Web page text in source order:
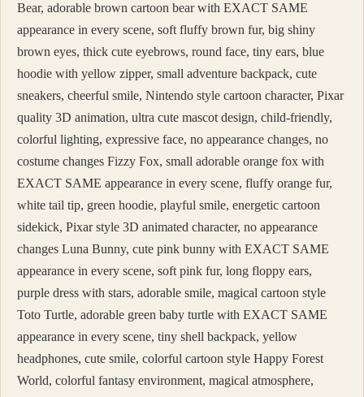
Bear, adorable brown cartoon bear with EXACT SAME
appearance in every scene, soft fluffy brown fur, big shiny
brown eyes, thick cute eyebrows, round face, tiny ears, blue
hoodie with yellow zipper, small adventure backpack, cute
sneakers, cheerful smile, Nintendo style cartoon character, Pixar
quality 3D animation, ultra cute mascot design, child-friendly,
colorful lighting, expressive face, no appearance changes, no
costume changes Fizzy Fox, small adorable orange fox with
EXACT SAME appearance in every scene, fluffy orange fur,
white tail tip, green hoodie, playful smile, energetic cartoon
sidekick, Pixar style 3D animated character, no appearance
changes Luna Bunny, cute pink bunny with EXACT SAME
appearance in every scene, soft pink fur, long floppy ears,
purple dress with stars, adorable smile, magical cartoon style
Toto Turtle, adorable green baby turtle with EXACT SAME
appearance in every scene, tiny shell backpack, yellow
headphones, cute smile, colorful cartoon style Happy Forest
World, colorful fantasy environment, magical atmosphere,